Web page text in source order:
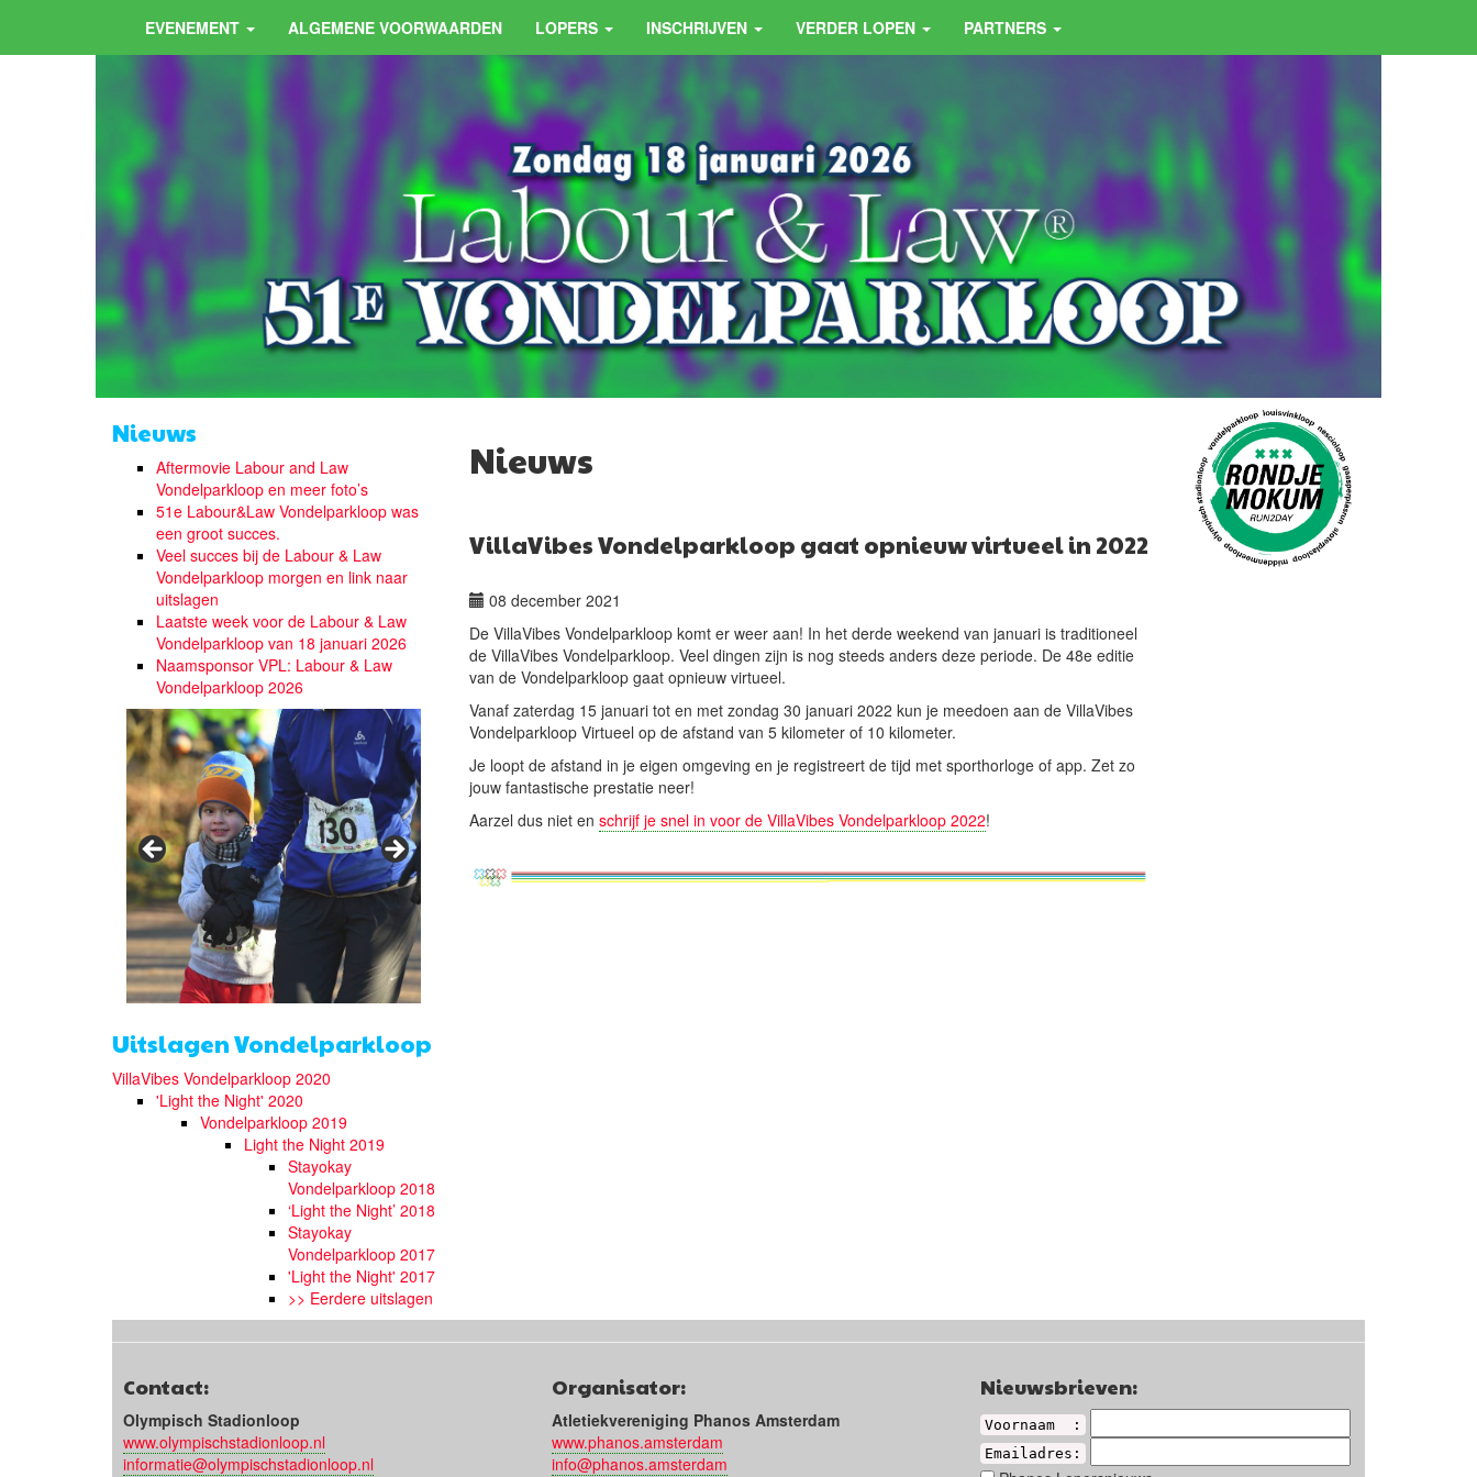
EVENEMENT ALGEMENE VOORWAARDEN LOPERS INSCHRIJVEN VERDER LOPEN PARTNERS
Nieuws
VillaVibes Vondelparkloop gaat opnieuw virtueel in 2022
08 december 2021
De VillaVibes Vondelparkloop komt er weer aan! In het derde weekend van januari is traditioneel
de VillaVibes Vondelparkloop. Veel dingen zijn is nog steeds anders deze periode. De 48e editie
van de Vondelparkloop gaat opnieuw virtueel.
Vanaf zaterdag 15 januari tot en met zondag 30 januari 2022 kun je meedoen aan de VillaVibes
Vondelparkloop Virtueel op de afstand van 5 kilometer of 10 kilometer.
Je loopt de afstand in je eigen omgeving en je registreert de tijd met sporthorloge of app. Zet zo
jouw fantastische prestatie neer!
Aarzel dus niet en schrijf je snel in voor de VillaVibes Vondelparkloop 2022!
Nieuws
Aftermovie Labour and Law
Vondelparkloop en meer foto’s
51e Labour&Law Vondelparkloop was
een groot succes.
Veel succes bij de Labour & Law
Vondelparkloop morgen en link naar
uitslagen
Laatste week voor de Labour & Law
Vondelparkloop van 18 januari 2026
Naamsponsor VPL: Labour & Law
Vondelparkloop 2026
Uitslagen Vondelparkloop
VillaVibes Vondelparkloop 2020
'Light the Night' 2020
Vondelparkloop 2019
Light the Night 2019
Stayokay
Vondelparkloop 2018
‘Light the Night’ 2018
Stayokay
Vondelparkloop 2017
'Light the Night' 2017
>> Eerdere uitslagen
Contact:
Olympisch Stadionloop
www.olympischstadionloop.nl
informatie@olympischstadionloop.nl
Organisator:
Atletiekvereniging Phanos Amsterdam
www.phanos.amsterdam
info@phanos.amsterdam
Nieuwsbrieven:
Voornaam :
Emailadres: